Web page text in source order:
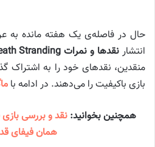
حال در فاصله‌ی یک هفته مانده به
انتشار نقدها و نمرات Death Stranding
منقدین، نقدهای خود را به اشتراک
بازی باکیفیت را می‌دهند. در ادامه با
همچنین بخوانید:
همان فیفای